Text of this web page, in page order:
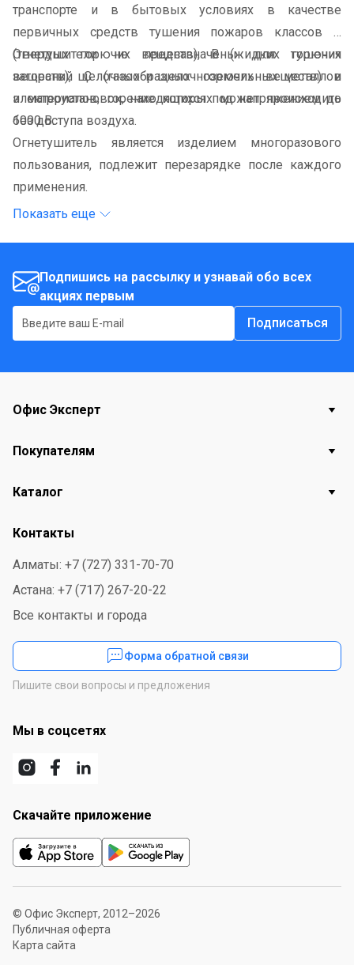
транспорте и в бытовых условиях в качестве
первичных средств тушения пожаров классов А
(твердых горючих веществ), В (жидких горючих
веществ), С (газообразных горючих веществ) и
электроустановок, находящихся под напряжением до
1000 В.
Огнетушители не предназначены для тушения
загораний щелочных и щелочноземельных металлов
и материалов, горение которых может происходить
без доступа воздуха.
Огнетушитель является изделием многоразового
пользования, подлежит перезарядке после каждого
применения.
Показать еще
Подпишись на рассылку и узнавай обо всех
акциях первым
Подписаться
Офис Эксперт
Покупателям
Каталог
Контакты
Алматы: +7 (727) 331-70-70
Астана: +7 (717) 267-20-22
Все контакты и города
Форма обратной связи
Пишите свои вопросы и предложения
Мы в соцсетях
Скачайте приложение
© Офис Эксперт, 2012–2026
Публичная оферта
Карта сайта